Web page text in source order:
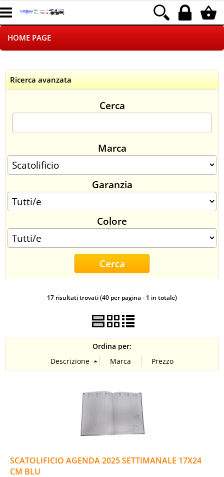
HOME PAGE
LOGISTICA
NEGOZI ON LINE
SINCRONIZZATI CON NOI
SPEDIZIONI
CONTATTI
Ricerca avanzata
Cerca
Marca
Garanzia
Colore
17 risultati trovati (40 per pagina - 1 in totale)
Ordina per:
SCATOLIFICIO AGENDA 2025 SETTIMANALE 17X24
CM BLU